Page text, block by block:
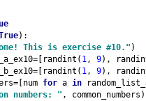
):
This is exercise #10." )
1, 9),
1, 9),
for a in
numbers: " , common_numbers)